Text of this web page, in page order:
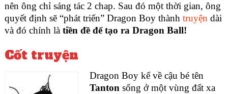
nên ông chỉ sáng tác 2 chap. Sau đó một thời gian, ông
quyết định sẽ “phát triển” Dragon Boy thành truyện dài
và đó chính là tiền đề để tạo ra Dragon Ball!
Cốt truyện
Dragon Boy kể về cậu bé tên
Tantonsống ở một vùng đất xa